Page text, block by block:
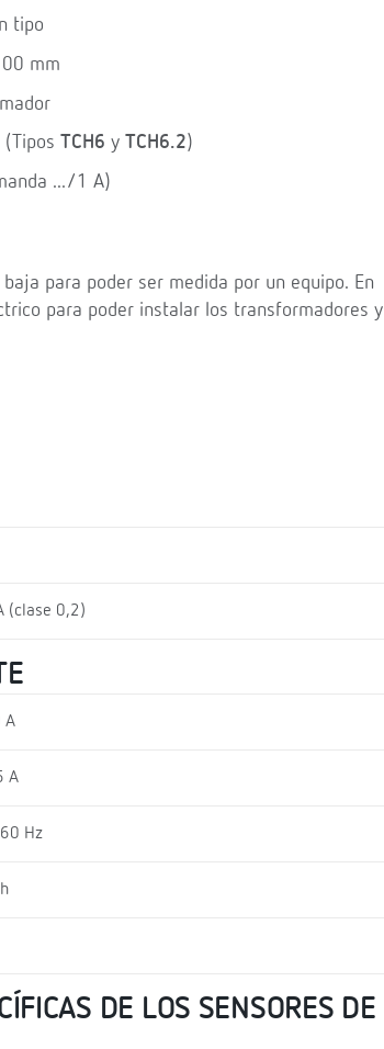
tipo
mm
TCH6 y TCH6.2)
.../1 A)
para poder ser medida por un equipo. En
para poder instalar los transformadores y
(clase 0,2)
A
A
Hz
DE LOS SENSORES DE